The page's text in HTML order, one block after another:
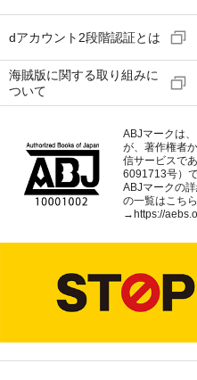
dアカウント2段階認証とは
海賊版に関する取り組みに
ついて
ABJマークは
が、著作権者
信サービスで
6091713号）で
ABJマークの
の一覧はこちら
→https://